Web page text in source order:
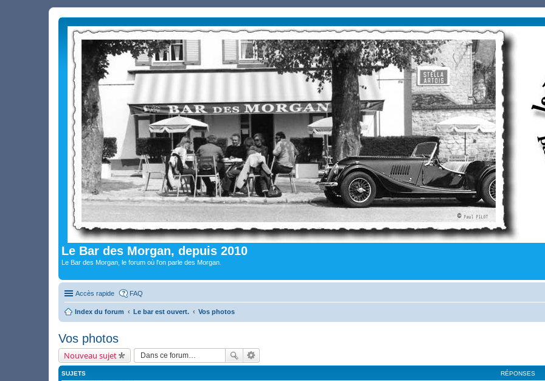
Le Bar des Morgan, depuis 2010
Le Bar des Morgan, le forum où l'on parle des Morgan.
Accès rapide FAQ
Index du forum Le bar est ouvert. Vos photos
Vos photos
Nouveau sujet
SUJETS RÉPONSES